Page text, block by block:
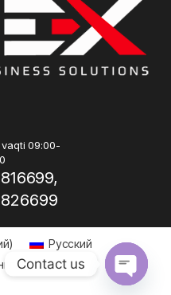
09:00-
)
Русский
)
Contact us